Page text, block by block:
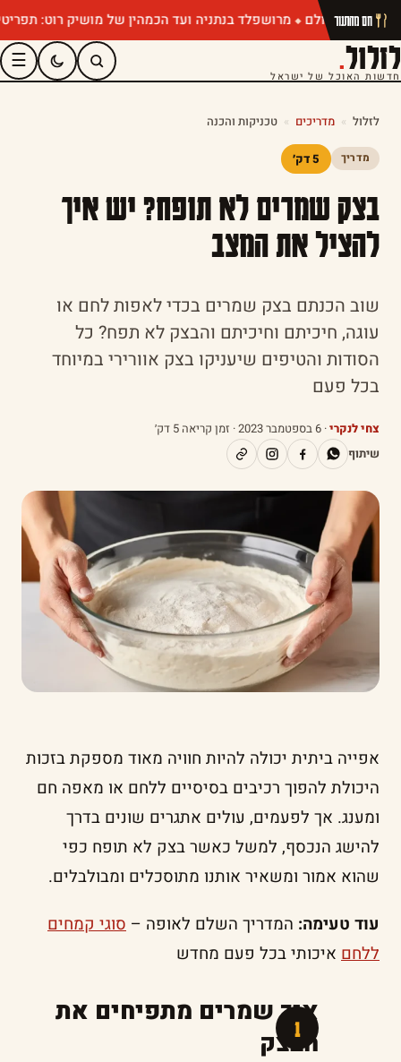
מרושפלד בנתניה ועד הכמהין של מושיק רוט: תפריטי קיץחם מהתנור
לזלול.
חדשות האוכל של ישראל
☰
לזלול » מדריכים » טכניקות והכנה
מדריך 5 דק׳
בצק שמרים לא תופח? יש איך
להציל את המצב
שוב הכנתם בצק שמרים בכדי לאפות לחם או
עוגה, חיכיתם וחיכיתם והבצק לא תפח? כל
הסודות והטיפים שיעניקו בצק אוורירי במיוחד
בכל פעם
צחי לנקרי· 6 בספטמבר 2023
· זמן קריאה 5 דק׳
שיתוף
אפייה ביתית יכולה להיות חוויה מאוד מספקת בזכות
היכולת להפוך רכיבים בסיסיים ללחם או מאפה חם
ומענג. אך לפעמים, עולים אתגרים שונים בדרך
להישג הנכסף, למשל כאשר בצק לא תופח כפי
שהוא אמור ומשאיר אותנו מתוסכלים ומבולבלים.
עוד טעימה: המדריך השלם לאופה – סוגי קמחים
ללחם איכותי בכל פעם מחדש
איך שמרים מתפיחים את
הבצק